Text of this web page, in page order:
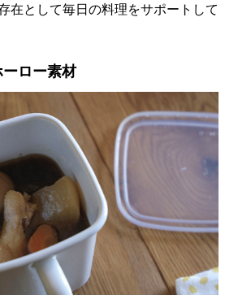
在として毎日の料理をサポートして
ロー素材